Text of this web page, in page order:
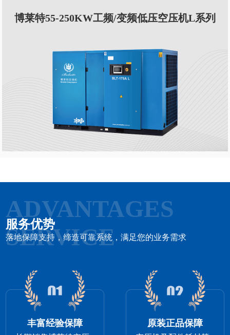
博莱特55-250KW工频/变频低压空压机L系列
ADVANTAGES
SERVICE
服务优势
落地保障支持，缔造可靠系统，满足您的业务需求
丰富经验保障 原装正品保障